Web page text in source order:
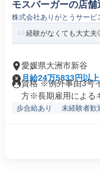
モスバーガーの店舗
株式会社ありがとうサービ
経験がなくても大丈
愛媛県大洲市新谷
月給24万5833円以上
資格 ※例外事由3号
方※長期雇用による
歩合給あり 未経験者歓